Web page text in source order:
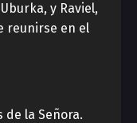
y Raviel,
reunirse en el
de la Señora.